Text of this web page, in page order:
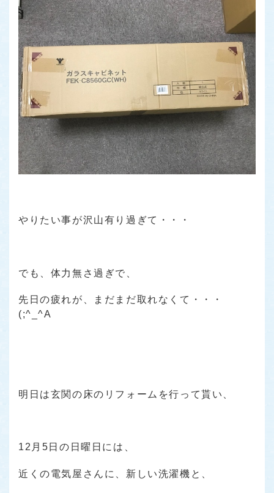
やりたい事が沢山有り過ぎて・・・
でも、体力無さ過ぎで、
先日の疲れが、まだまだ取れなくて・・・
(;^_^A
明日は玄関の床のリフォームを行って貰い、
12月5日の日曜日には、
近くの電気屋さんに、新しい洗濯機と、